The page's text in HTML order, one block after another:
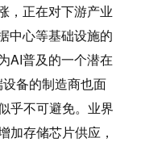
，正在对下游产业
中心等基础设施的
AI普及的一个潜在
备的制造商也面
乎不可避免。业界
加存储芯片供应，